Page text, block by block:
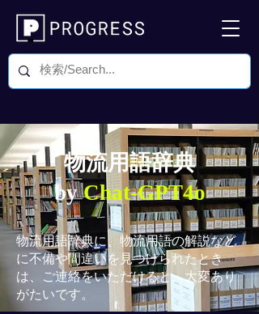
物流用語辞典
byChat-GPT4o
物流用語辞典に、物流用語の解説など
に不備や間違いを見つけられたとき
は、ご連絡をいただけると、大変あり
がたいです。